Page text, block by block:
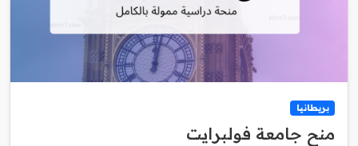
بريطانيا
منح جامعة فولبرايت